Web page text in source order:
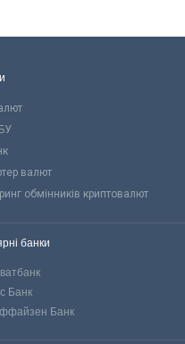
валют
обмінників криптовалют
банки
Банк
Банк